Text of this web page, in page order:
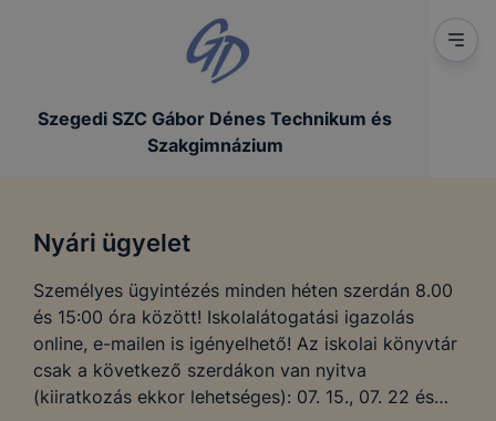
Szegedi SZC Gábor Dénes Technikum és
Szakgimnázium
Nyári ügyelet
Személyes ügyintézés minden héten szerdán 8.00
és 15:00 óra között! Iskolalátogatási igazolás
online, e-mailen is igényelhető! Az iskolai könyvtár
csak a következő szerdákon van nyitva
(kiiratkozás ekkor lehetséges): 07. 15., 07. 22 és